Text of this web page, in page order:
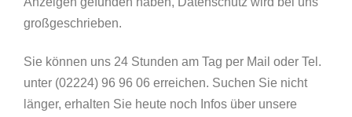
großgeschrieben.
Sie können uns 24 Stunden am Tag per Mail oder Tel.
unter (02224) 96 96 06 erreichen. Suchen Sie nicht
länger, erhalten Sie heute noch Infos über unsere